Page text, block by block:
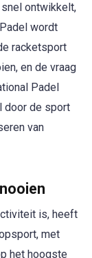
ontwikkelt,
wordt
racketsport
en de vraag
Padel
door de sport
van
is, heeft
met
het hoogste